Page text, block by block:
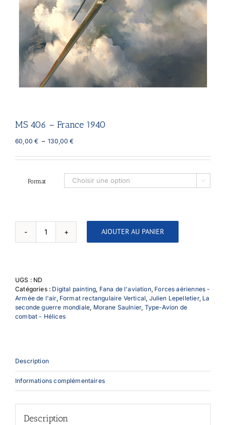
MS 406 – France 1940
60,00€ – 130,00€Plage
prix :
à
130,00 €
Format 
quantité
de
1940
AJOUTER AU PANIER
UGS : ND
Catégories : Digital painting Fana de l'aviation, Forces aériennes -
Armée de l'air, Format rectangulaire Vertical Julien Lepelletier, La
seconde guerre mondiale Morane Saulnier, Type-Avion de
combat - Hélices
Description
Informations complémentaires
Description